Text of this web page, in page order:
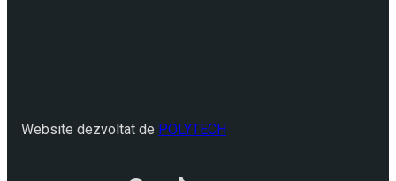
Website dezvoltat de POLYTECH